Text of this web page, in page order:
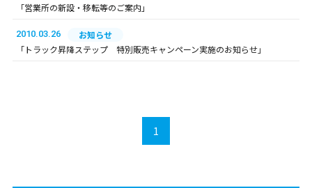
「営業所の新設・移転等のご案内」
2010.03.26
お知らせ
「トラック昇降ステップ 特別販売キャンペーン実施のお知らせ」
1